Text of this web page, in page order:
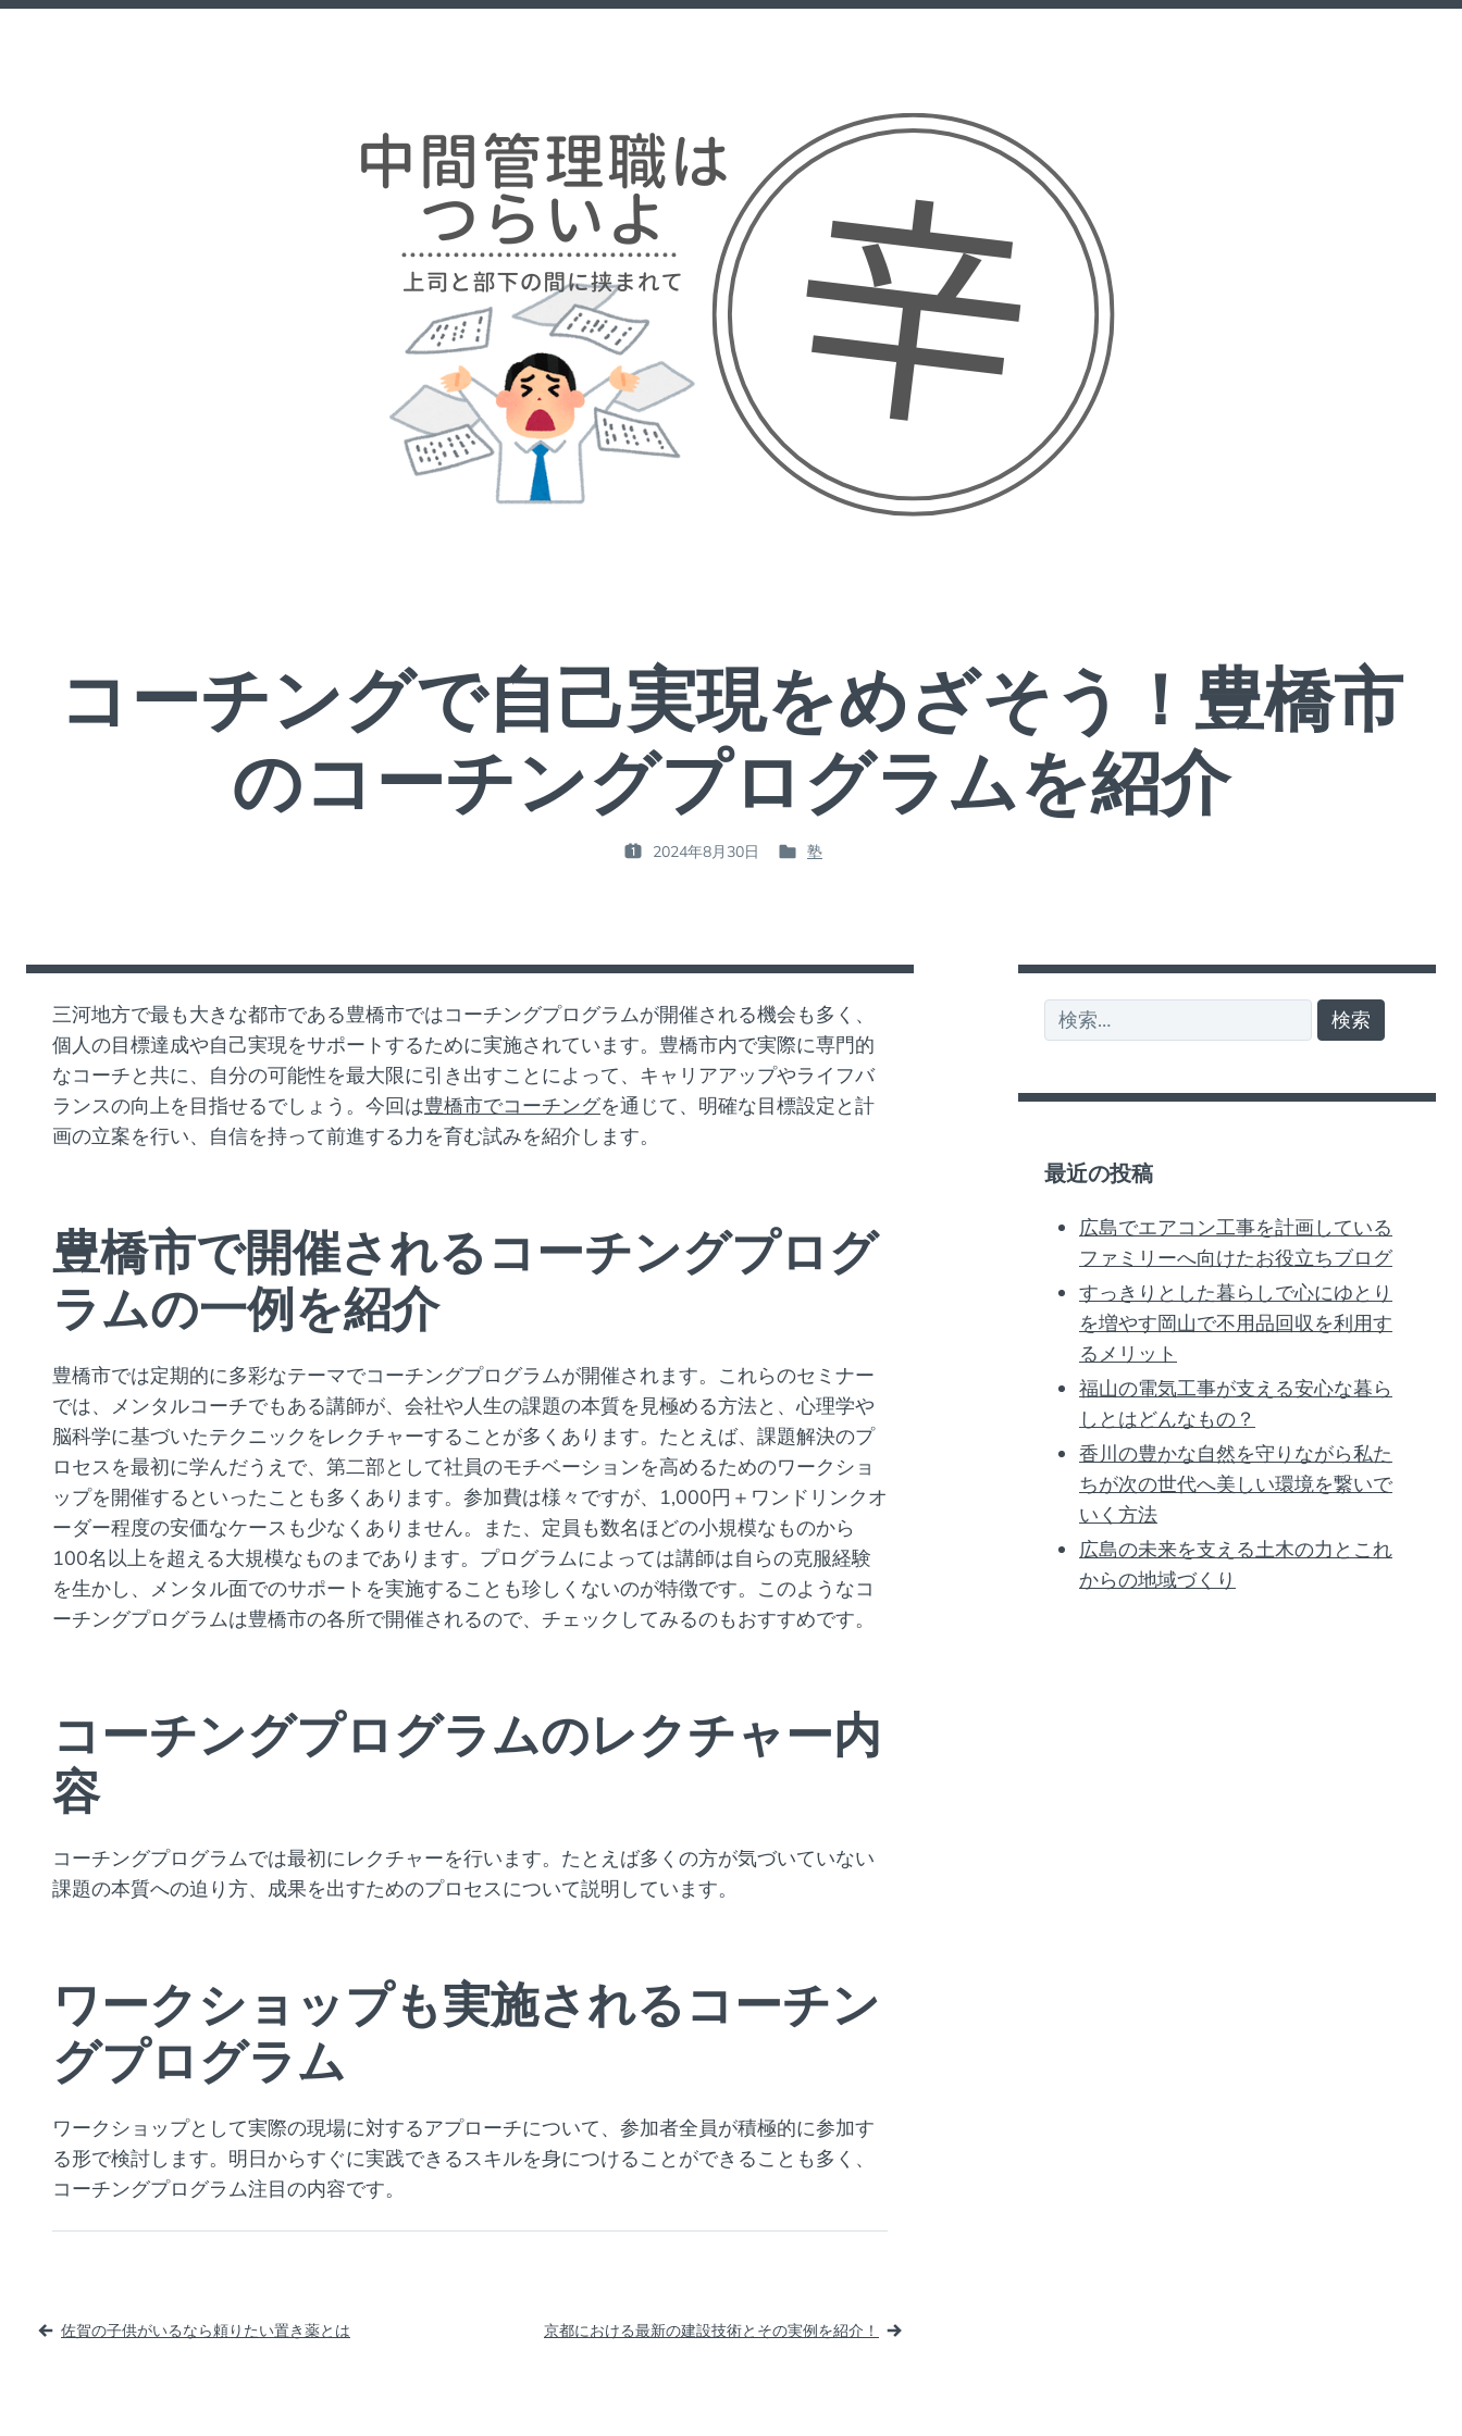
Skip
コーチングで自己実現をめざそう！豊橋市
のコーチングプログラムを紹介
P
O
2024年8月30日
P
N
:
塾
三河地方で最も大きな都市である豊橋市ではコーチングプログラムが開催される機会も多く、
個人の目標達成や自己実現をサポートするために実施されています。豊橋市内で実際に専門的
なコーチと共に、自分の可能性を最大限に引き出すことによって、キャリアアップやライフバ
ランスの向上を目指せるでしょう。今回は豊橋市でコーチングを通じて、明確な目標設定と計
画の立案を行い、自信を持って前進する力を育む試みを紹介します。
豊橋市で開催されるコーチングプログ
ラムの一例を紹介
豊橋市では定期的に多彩なテーマでコーチングプログラムが開催されます。これらのセミナー
では、メンタルコーチでもある講師が、会社や人生の課題の本質を見極める方法と、心理学や
脳科学に基づいたテクニックをレクチャーすることが多くあります。たとえば、課題解決のプ
ロセスを最初に学んだうえで、第二部として社員のモチベーションを高めるためのワークショ
ップを開催するといったことも多くあります。参加費は様々ですが、1,000円＋ワンドリンクオ
ーダー程度の安価なケースも少なくありません。また、定員も数名ほどの小規模なものから
100名以上を超える大規模なものまであります。プログラムによっては講師は自らの克服経験
を生かし、メンタル面でのサポートを実施することも珍しくないのが特徴です。このようなコ
ーチングプログラムは豊橋市の各所で開催されるので、チェックしてみるのもおすすめです。
コーチングプログラムのレクチャー内
容
コーチングプログラムでは最初にレクチャーを行います。たとえば多くの方が気づいていない
課題の本質への迫り方、成果を出すためのプロセスについて説明しています。
ワークショップも実施されるコーチン
グプログラム
ワークショップとして実際の現場に対するアプローチについて、参加者全員が積極的に参加す
る形で検討します。明日からすぐに実践できるスキルを身につけることができることも多く、
コーチングプログラム注目の内容です。
投佐賀の子供がいるなら頼りたい置き薬とは 京都における最新の建設技術とその実例を紹介！
検
索:
最近の投稿
広島でエアコン工事を計画している
ファミリーへ向けたお役立ちブログ
すっきりとした暮らしで心にゆとり
を増やす岡山で不用品回収を利用す
るメリット
福山の電気工事が支える安心な暮ら
しとはどんなもの？
香川の豊かな自然を守りながら私た
ちが次の世代へ美しい環境を繋いで
いく方法
広島の未来を支える土木の力とこれ
からの地域づくり